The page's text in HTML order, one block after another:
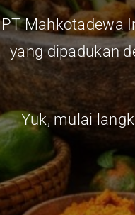
PT Mahkotadewa
yang dipadukan
Yuk, mulai